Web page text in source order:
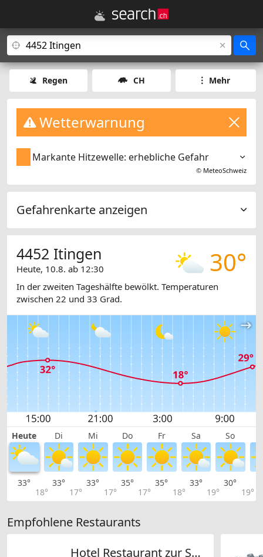
Regen CH Mehr
Wetterwarnung
Markante Hitzewelle: erhebliche Gefahr
© MeteoSchweiz
Gefahrenkarte anzeigen
30°
4452 Itingen
Heute, 10.8. ab 12:30
In der zweiten Tageshälfte bewölkt. Temperaturen
zwischen 22 und 33 Grad.
Heute Di Mi Do Fr Sa So
33°
18°
33°
17°
33°
17°
35°
17°
35°
18°
33°
19°
30°
19°
Empfohlene Restaurants
Hotel Restaurant zur Sonne AG